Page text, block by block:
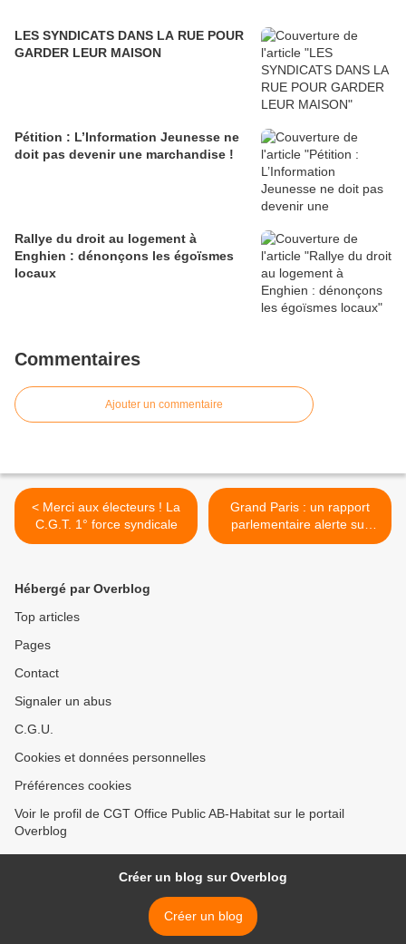
LES SYNDICATS DANS LA RUE POUR
GARDER LEUR MAISON
Pétition : L’Information Jeunesse ne
doit pas devenir une marchandise !
Rallye du droit au logement à
Enghien : dénonçons les égoïsmes
locaux
Commentaires
Ajouter un commentaire
< Merci aux électeurs ! La
C.G.T. 1° force syndicale
Grand Paris : un rapport
parlementaire alerte sur
"des points non réglés à ce
Hébergé par Overblog
Top articles
Pages
Contact
Signaler un abus
C.G.U.
Cookies et données personnelles
Préférences cookies
Voir le profil de CGT Office Public AB-Habitat sur le portail
Overblog
Créer un blog sur Overblog
Créer un blog